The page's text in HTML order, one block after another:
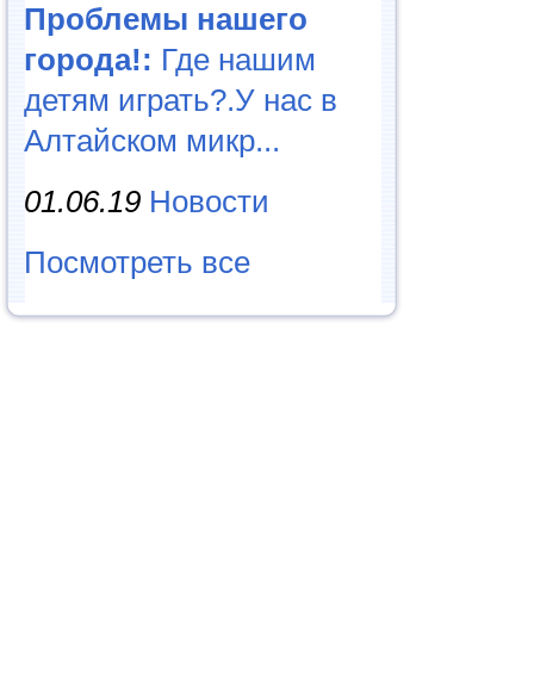
Проблемы нашего
города!: Где нашим
детям играть?.У нас в
Алтайском микр...
01.06.19 Новости
Посмотреть все